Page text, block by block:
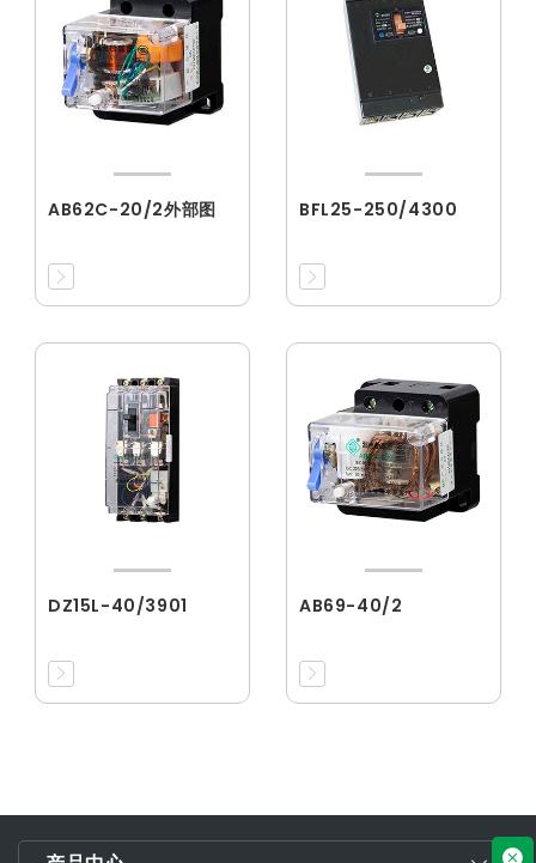
AB62C-20/2外部图 BFL25-250/4300
DZ15L-40/3901 AB69-40/2